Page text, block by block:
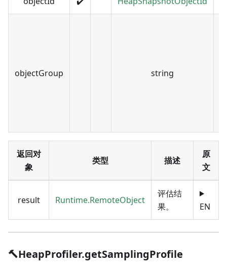
objectGroup string
返回对
象
类型 描述
原
文
result Runtime.RemoteObject
评估结
果。
EN
🔨HeapProfiler.getSamplingProfile